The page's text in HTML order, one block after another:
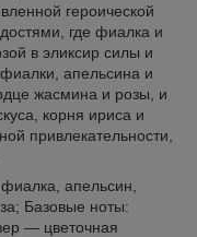
героической
где фиалка и
в эликсир силы и
апельсина и
жасмина и розы, и
корня ириса и
привлекательности,
апельсин,
Базовые ноты:
— цветочная